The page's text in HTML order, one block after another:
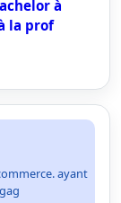
à
la prof
ayant